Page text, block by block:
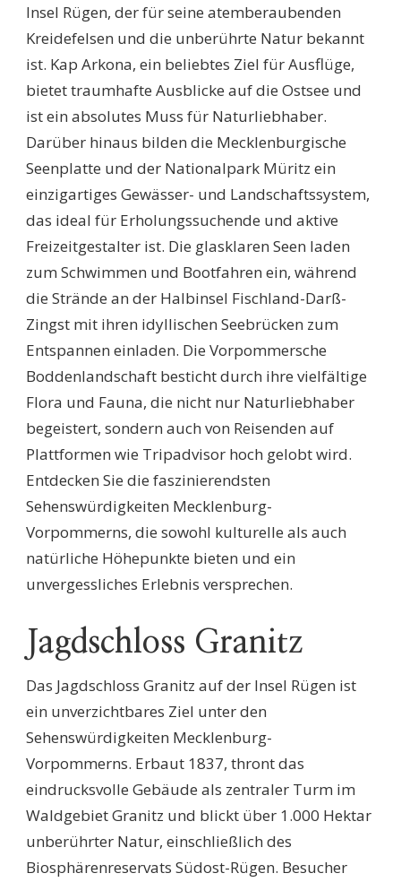
Insel Rügen, der für seine atemberaubenden
Kreidefelsen und die unberührte Natur bekannt
ist. Kap Arkona, ein beliebtes Ziel für Ausflüge,
bietet traumhafte Ausblicke auf die Ostsee und
ist ein absolutes Muss für Naturliebhaber.
Darüber hinaus bilden die Mecklenburgische
Seenplatte und der Nationalpark Müritz ein
einzigartiges Gewässer- und Landschaftssystem,
das ideal für Erholungssuchende und aktive
Freizeitgestalter ist. Die glasklaren Seen laden
zum Schwimmen und Bootfahren ein, während
die Strände an der Halbinsel Fischland-Darß-
Zingst mit ihren idyllischen Seebrücken zum
Entspannen einladen. Die Vorpommersche
Boddenlandschaft besticht durch ihre vielfältige
Flora und Fauna, die nicht nur Naturliebhaber
begeistert, sondern auch von Reisenden auf
Plattformen wie Tripadvisor hoch gelobt wird.
Entdecken Sie die faszinierendsten
Sehenswürdigkeiten Mecklenburg-
Vorpommerns, die sowohl kulturelle als auch
natürliche Höhepunkte bieten und ein
unvergessliches Erlebnis versprechen.
Jagdschloss Granitz
Das Jagdschloss Granitz auf der Insel Rügen ist
ein unverzichtbares Ziel unter den
Sehenswürdigkeiten Mecklenburg-
Vorpommerns. Erbaut 1837, thront das
eindrucksvolle Gebäude als zentraler Turm im
Waldgebiet Granitz und blickt über 1.000 Hektar
unberührter Natur, einschließlich des
Biosphärenreservats Südost-Rügen. Besucher